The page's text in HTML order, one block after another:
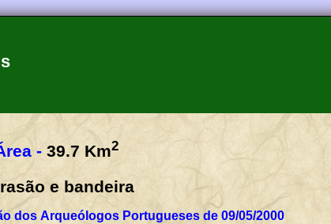
- 39.7 Km2
e bandeira
dos Arqueólogos Portugueses de 09/05/2000